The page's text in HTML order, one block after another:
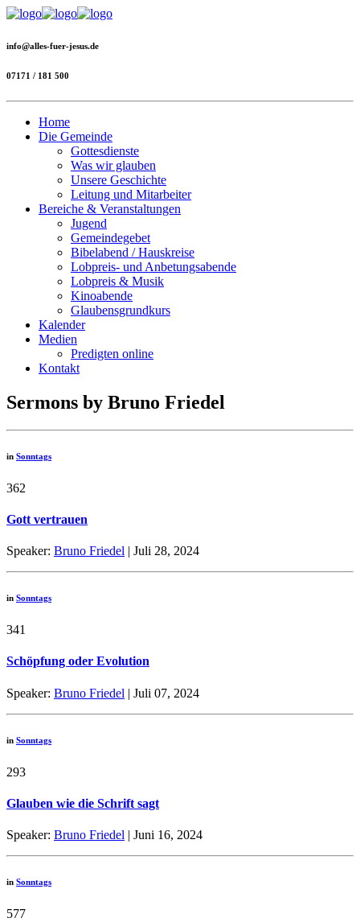
info@alles-fuer-jesus.de
07171 / 181 500
Home
Die Gemeinde
Gottesdienste
Was wir glauben
Unsere Geschichte
Leitung und Mitarbeiter
Bereiche & Veranstaltungen
Jugend
Gemeindegebet
Bibelabend / Hauskreise
Lobpreis- und Anbetungsabende
Lobpreis & Musik
Kinoabende
Glaubensgrundkurs
Kalender
Medien
Predigten online
Kontakt
Sermons by Bruno Friedel
in Sonntags
362
Gott vertrauen
Speaker: Bruno Friedel | Juli 28, 2024
in Sonntags
341
Schöpfung oder Evolution
Speaker: Bruno Friedel | Juli 07, 2024
in Sonntags
293
Glauben wie die Schrift sagt
Speaker: Bruno Friedel | Juni 16, 2024
in Sonntags
577